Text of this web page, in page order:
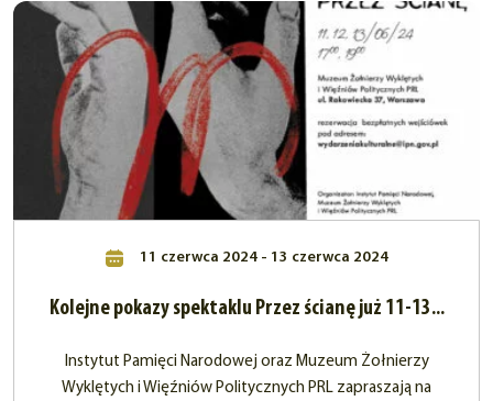
11 czerwca 2024 - 13 czerwca 2024
Kolejne pokazy spektaklu Przez ścianę już 11-13...
Instytut Pamięci Narodowej oraz Muzeum Żołnierzy
Wyklętych i Więźniów Politycznych PRL zapraszają na